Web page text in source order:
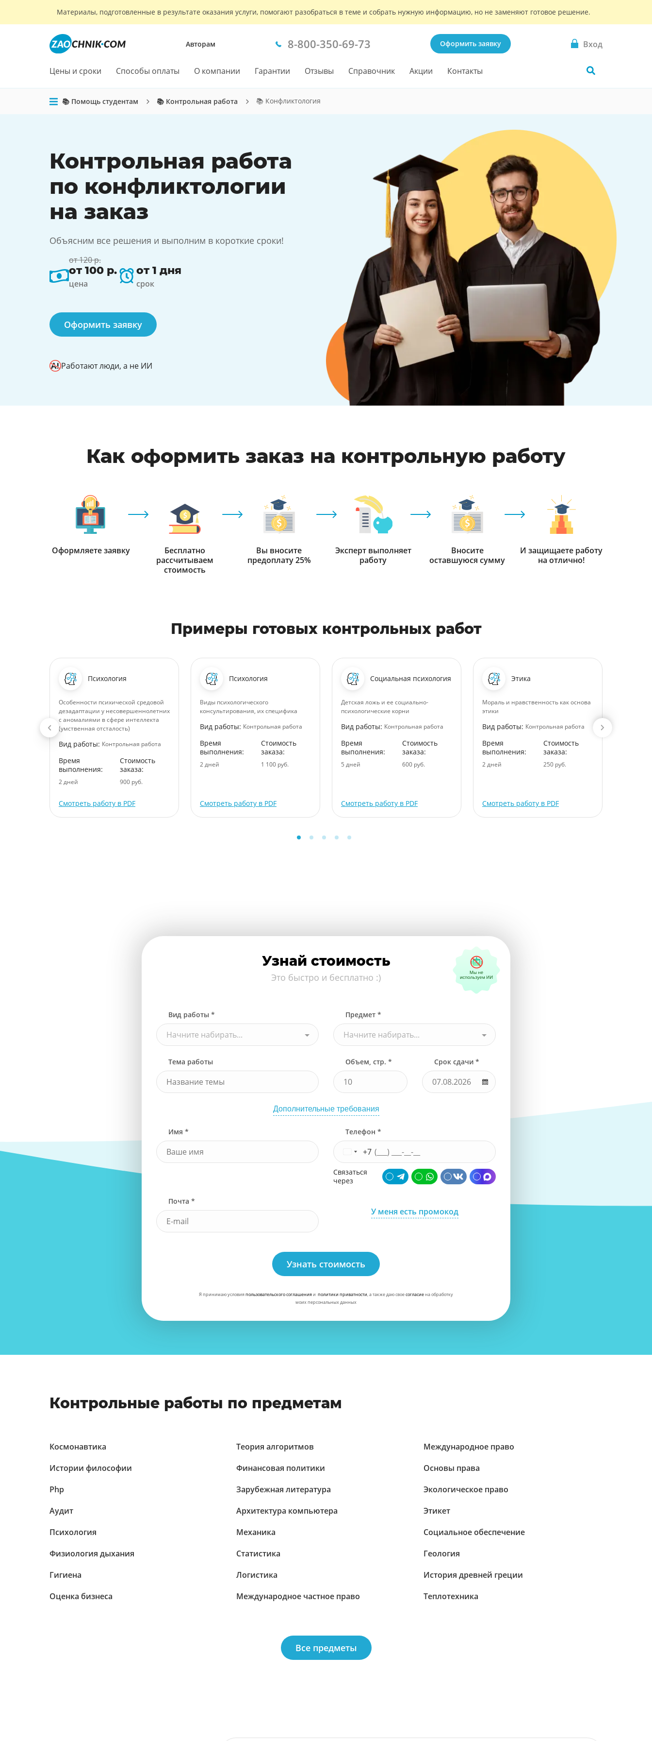
Материалы, подготовленные в результате оказания услуги, помогают разобраться в теме и собрать нужную информацию, но не заменяют готовое решение.
Авторам 8-800-350-69-73 Оформить заявку Вход
Цены и сроки Способы оплаты О компании Гарантии Отзывы Справочник Акции Контакты
📚 Помощь студентам 📚 Контрольная работа 📚 Конфликтология
Контрольная работа
по конфликтологии
на заказ
Объясним все решения и выполним в короткие сроки!
от 120 р.
от 100 р.
цена
от 1 дня
срок
Оформить заявку
Работают люди, а не ИИ
Как оформить заказ на контрольную работу
Оформляете заявку
Бесплатно
рассчитываем
стоимость
Вы вносите
предоплату 25%
Эксперт выполняет
работу
Вносите
оставшуюся сумму
И защищаете работу
на отлично!
Примеры готовых контрольных работ
Психология
Особенности психической средовой
дезадаптации у несовершеннолетних
с аномалиями в сфере интеллекта
(умственная отсталость)
Вид работы: Контрольная работа
Время
выполнения:
2 дней
Стоимость
заказа:
900 руб.
Смотреть работу в PDF
Психология
Виды психологического
консультирования, их специфика
Вид работы: Контрольная работа
Время
выполнения:
2 дней
Стоимость
заказа:
1 100 руб.
Смотреть работу в PDF
Социальная психология
Детская ложь и ее социально-
психологические корни
Вид работы: Контрольная работа
Время
выполнения:
5 дней
Стоимость
заказа:
600 руб.
Смотреть работу в PDF
Этика
Мораль и нравственность как основа
этики
Вид работы: Контрольная работа
Время
выполнения:
2 дней
Стоимость
заказа:
250 руб.
Смотреть работу в PDF
Узнай стоимость
Это быстро и бесплатно :)
Вид работы *
Начните набирать...
Предмет *
Начните набирать...
Тема работы Объем, стр. * Срок сдачи *
Дополнительные требования
Имя * Телефон *
+7
Связаться
через
Почта *
У меня есть промокод
Узнать стоимость
Я принимаю условияпользовательского соглашенияи политики приватности, а также даю своесогласиена обработку
моих персональных данных
Контрольные работы по предметам
Космонавтика
Истории философии
Php
Аудит
Психология
Физиология дыхания
Гигиена
Оценка бизнеса
Теория алгоритмов
Финансовая политики
Зарубежная литература
Архитектура компьютера
Механика
Статистика
Логистика
Международное частное право
Международное право
Основы права
Экологическое право
Этикет
Социальное обеспечение
Геология
История древней греции
Теплотехника
Все предметы